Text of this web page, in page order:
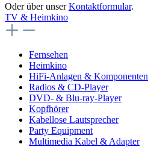
Oder über unserKontaktformular.
TV & Heimkino
Fernsehen
Heimkino
HiFi-Anlagen & Komponenten
Radios & CD-Player
DVD- & Blu-ray-Player
Kopfhörer
Kabellose Lautsprecher
Party Equipment
Multimedia Kabel & Adapter